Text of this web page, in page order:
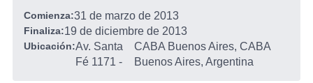
Comienza:31 de marzo de 2013
Finaliza:19 de diciembre de 2013
Ubicación:Av. Santa
Fé 1171 -
CABA Buenos Aires, CABA
Buenos Aires, Argentina